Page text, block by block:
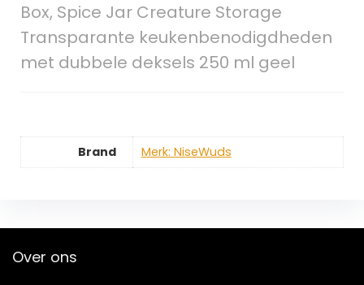
Box, Spice Jar Creature Storage
Transparante keukenbenodigdheden
met dubbele deksels 250 ml geel
Brand Merk: NiseWuds
Over ons